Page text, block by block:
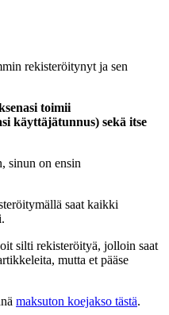
rekisteröitynyt ja sen
toimii
käyttäjätunnus) sekä itse
sinun on ensin
saat kaikki
silti rekisteröityä, jolloin saat
mutta et pääse
maksuton koejakso tästä.